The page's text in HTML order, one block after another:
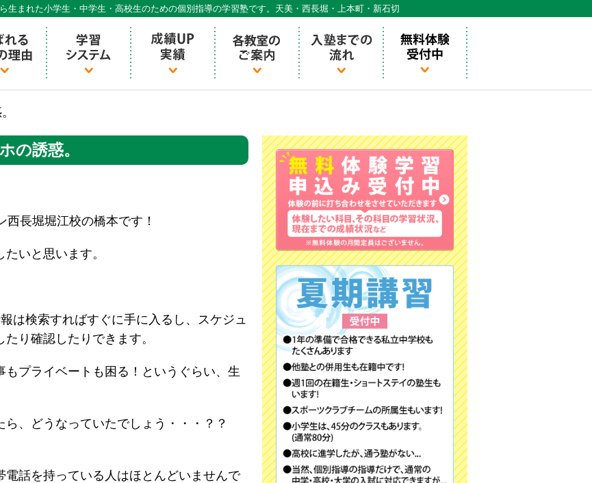
生まれた小学生・中学生・高校生のための個別指導の学習塾です。天美・西長堀・上本町・新石切
導ECCベストワン
の誘惑。
長堀堀江校の橋本です！
いと思います。
は検索すればすぐに手に入るし、スケジュ
り確認したりできます。
プライベートも困る！というぐらい、生
、どうなっていたでしょう・・・？？
話を持っている人はほとんどいませんで